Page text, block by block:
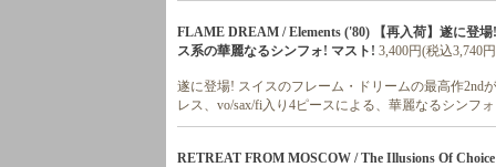
FLAME DREAM / Elements ('80) 【再入荷】遂に登
ス系の華麗なるシンフォ! マスト! 3,400円(税込3,740
遂に登場! スイスのフレーム・ドリームの最高作2nd
レス、vo/sax/fi入り4ピースによる、華麗なるシンフ
RETREAT FROM MOSCOW / The Illusions Of